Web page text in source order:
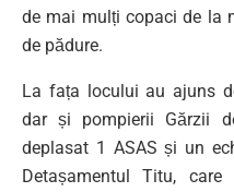
de mai mulți copaci de la
de pădure.
La fața locului au ajuns
dar și pompierii Gărzii
deplasat 1 ASAS și un
Detașamentul Titu,